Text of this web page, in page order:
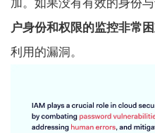
加。如果没有有效的身份
户身份和权限的监控非常
利用的漏洞。